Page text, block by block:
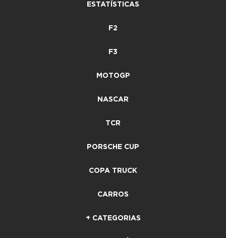
ESTATÍSTICAS
F2
F3
MOTOGP
NASCAR
TCR
PORSCHE CUP
COPA TRUCK
CARROS
+ CATEGORIAS